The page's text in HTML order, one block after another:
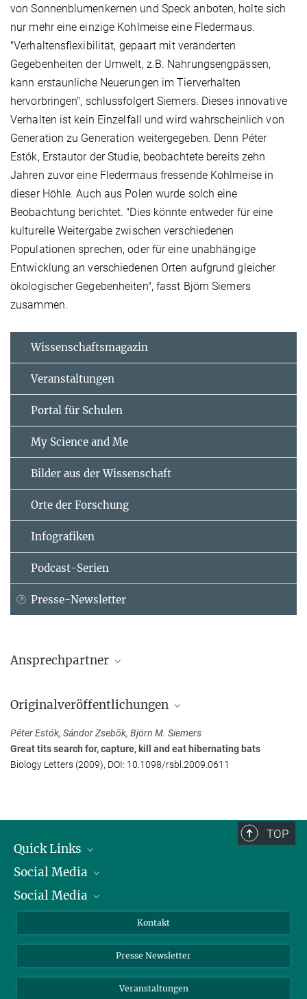
von Sonnenblumenkernen und Speck anboten, holte sich
nur mehr eine einzige Kohlmeise eine Fledermaus.
"Verhaltensflexibilität, gepaart mit veränderten
Gegebenheiten der Umwelt, z.B. Nahrungsengpässen,
kann erstaunliche Neuerungen im Tierverhalten
hervorbringen", schlussfolgert Siemers. Dieses innovative
Verhalten ist kein Einzelfall und wird wahrscheinlich von
Generation zu Generation weitergegeben. Denn Péter
Estók, Erstautor der Studie, beobachtete bereits zehn
Jahren zuvor eine Fledermaus fressende Kohlmeise in
dieser Höhle. Auch aus Polen wurde solch eine
Beobachtung berichtet. "Dies könnte entweder für eine
kulturelle Weitergabe zwischen verschiedenen
Populationen sprechen, oder für eine unabhängige
Entwicklung an verschiedenen Orten aufgrund gleicher
ökologischer Gegebenheiten", fasst Björn Siemers
zusammen.
Wissenschaftsmagazin
Veranstaltungen
Portal für Schulen
My Science and Me
Bilder aus der Wissenschaft
Orte der Forschung
Infografiken
Podcast-Serien
Presse-Newsletter
Ansprechpartner
Max-Planck-Forschungsgruppe Sinnesökologie
Seewiesen), Seewiesen
+49 8157 932-348
siemers@...
Originalveröffentlichungen
Péter Estók, Sándor Zsebõk, Björn M. Siemers
Great tits search for, capture, kill and eat hibernating bats
Biology Letters (2009), DOI: 10.1098/rsbl.2009.0611
TOP
Quick Links
Präsident
Zahlen und Fakten
Meldestelle Fehlverhalten
Social Media
Bluesky
TikTok
Social Media
Instagram
YouTube
Kontakt
Presse Newsletter
Veranstaltungen